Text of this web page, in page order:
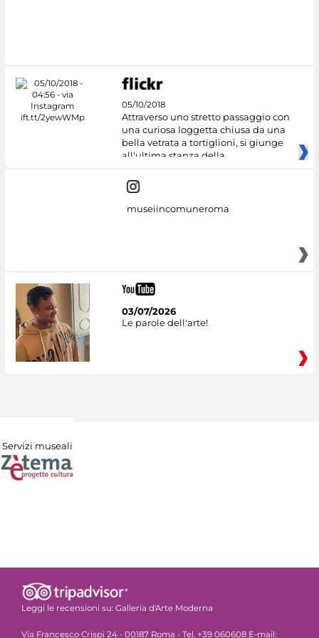
05/10/2018
Attraverso uno stretto passaggio con
una curiosa loggetta chiusa da una
bella vetrata a tortiglioni, si giunge
all'ultima stanza della
museiincomuneroma
03/07/2026
Le parole dell'arte!
Servizi museali
Leggi le recensioni su: Galleria d'Arte Moderna
Via Francesco Crispi 24 - 00187 Roma - Tel. +39 060608 E-mail: